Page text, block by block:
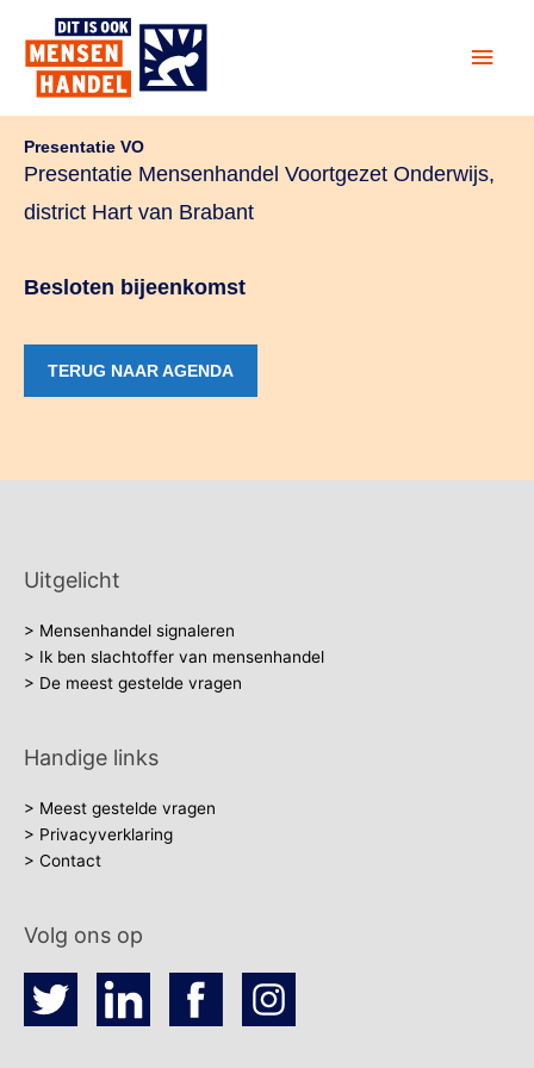
naar
inhoud
Presentatie VO
Presentatie Mensenhandel Voortgezet Onderwijs,
district Hart van Brabant
Besloten bijeenkomst
TERUG NAAR AGENDA
Uitgelicht
> Mensenhandel signaleren
> Ik ben slachtoffer van mensenhandel
> De meest gestelde vragen
Handige links
> Meest gestelde vragen
> Privacyverklaring
> Contact
Volg ons op